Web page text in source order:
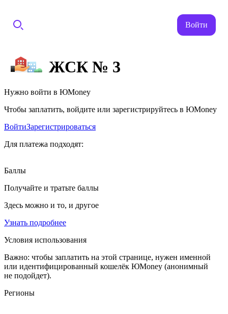
Войти
ЖСК № 3
Нужно войти в ЮMoney
Чтобы заплатить, войдите или зарегистрируйтесь в ЮMoney
ВойтиЗарегистрироваться
Для платежа подходят:
Баллы
Получайте и тратьте баллы
Здесь можно и то, и другое
Узнать подробнее
Условия использования
Важно: чтобы заплатить на этой странице, нужен именной
или идентифицированный кошелёк ЮMoney (анонимный
не подойдет).
Регионы